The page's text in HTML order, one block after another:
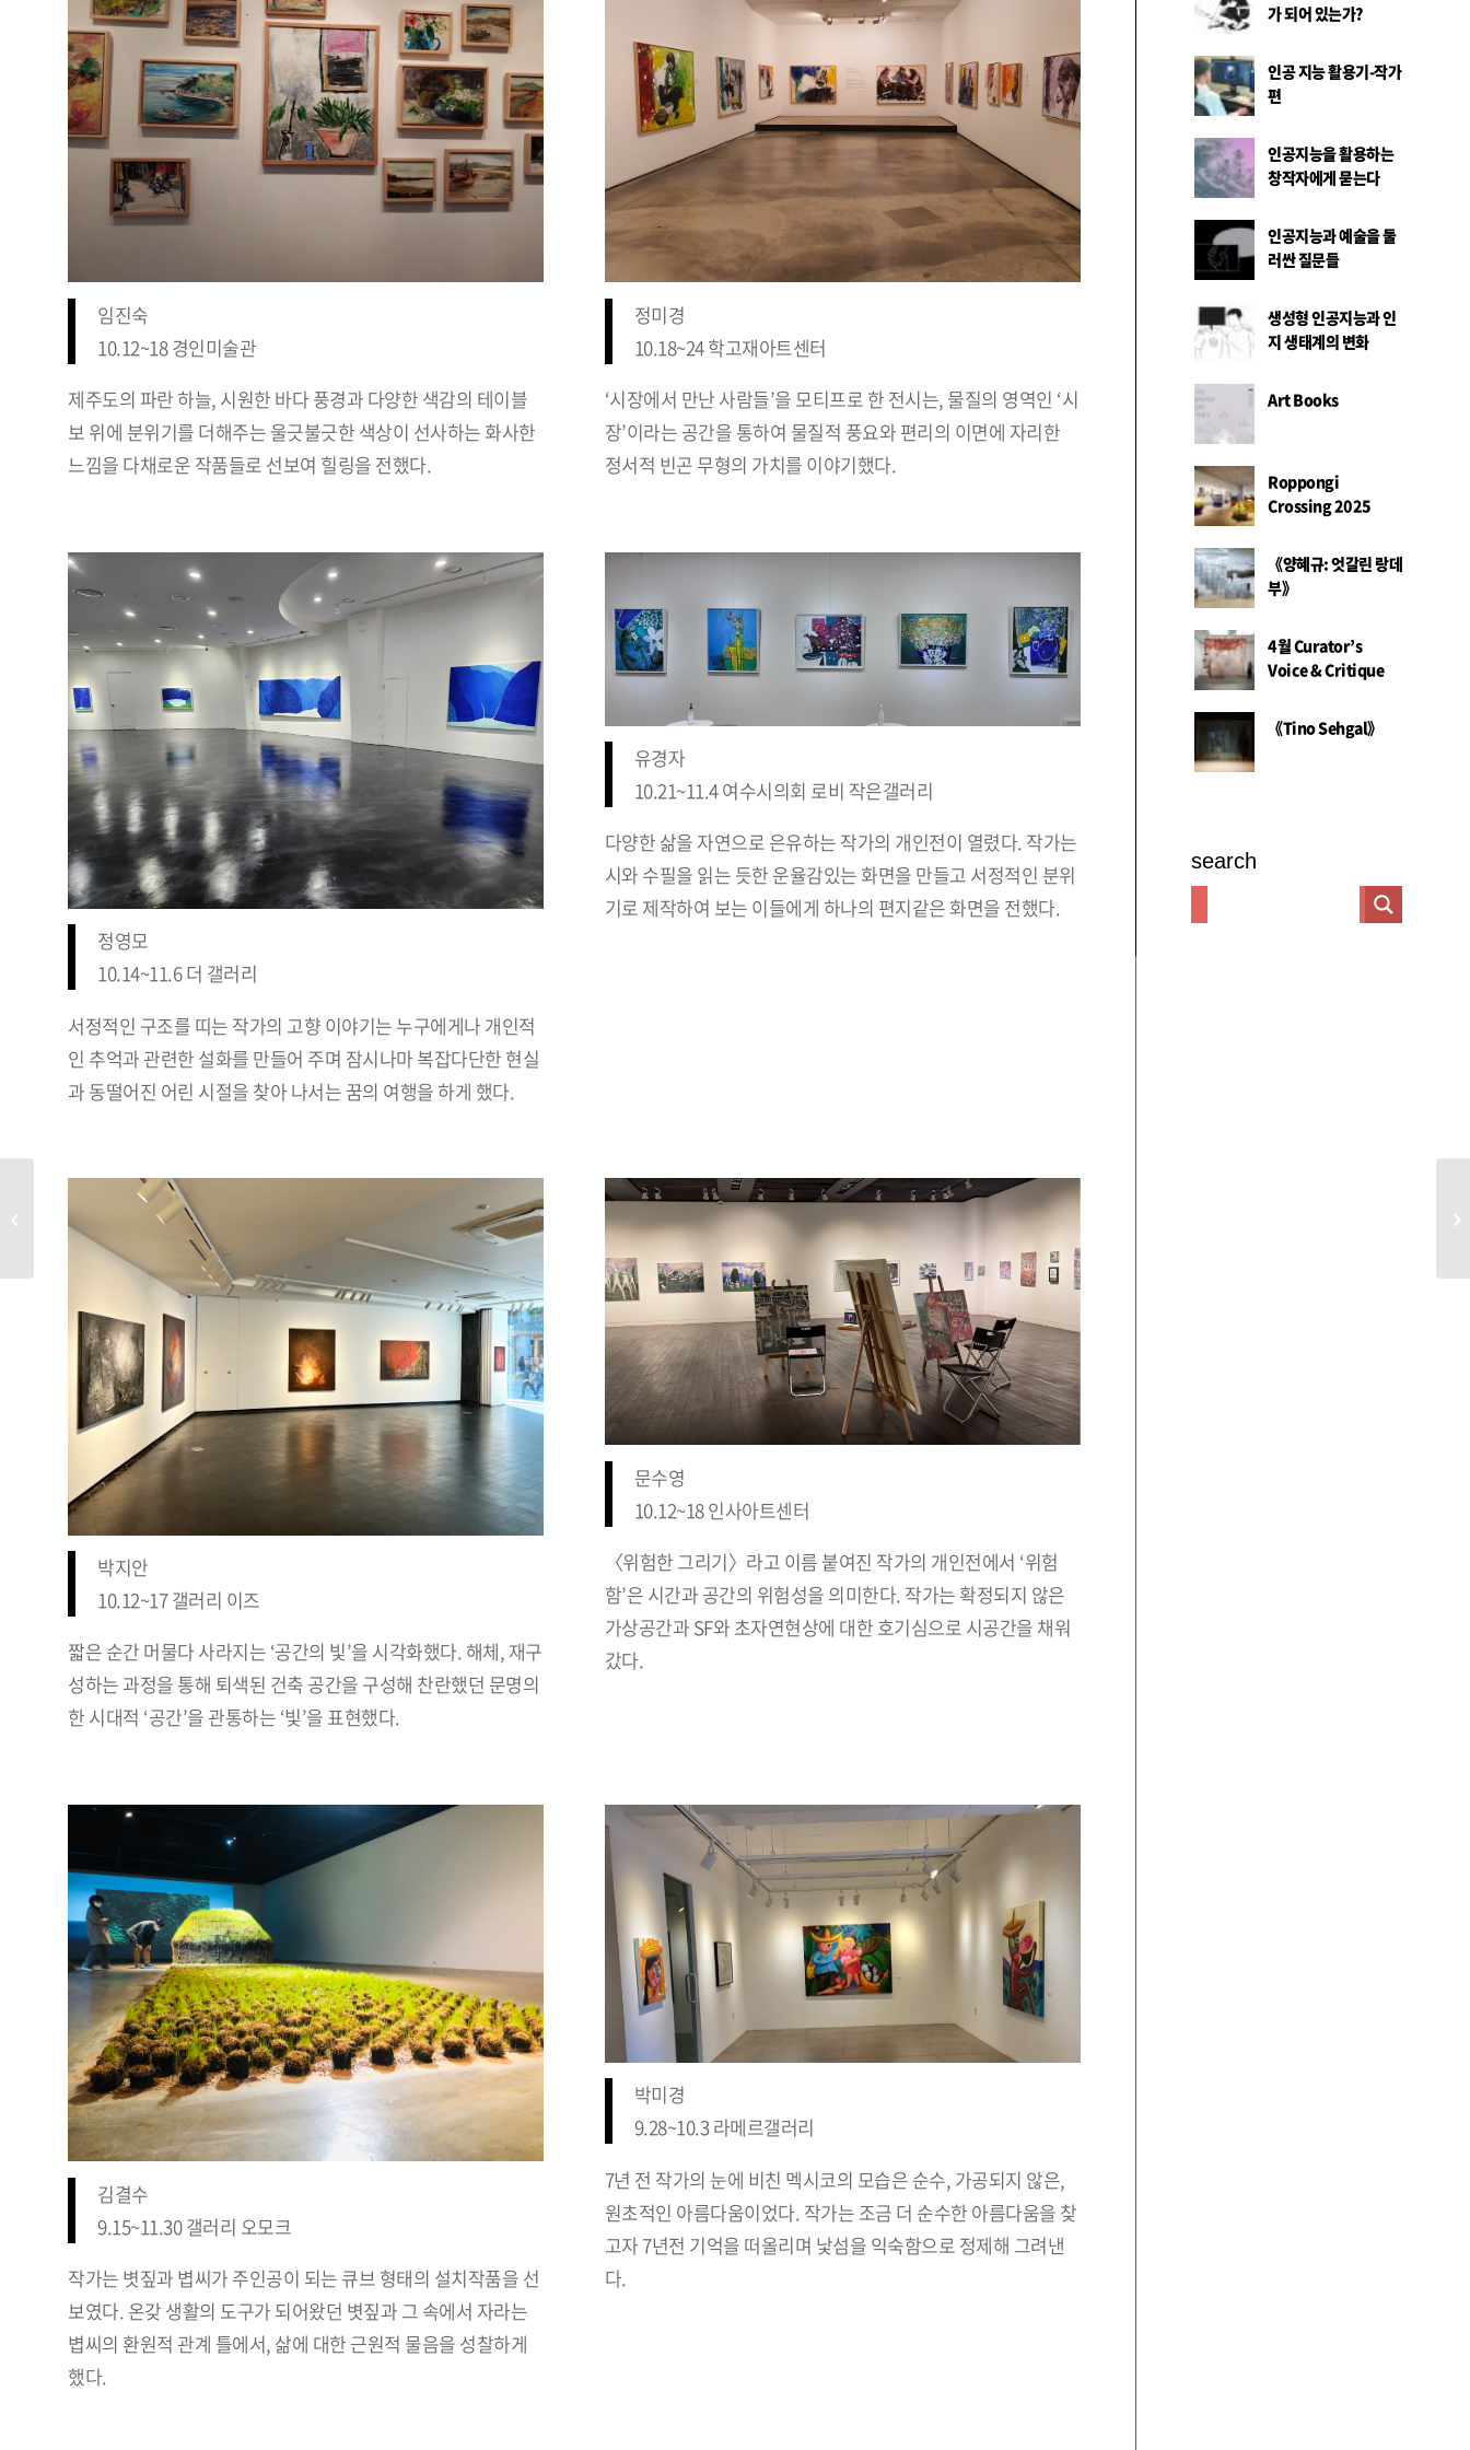
임진숙
10.12~18 경인미술관
제주도의 파란 하늘, 시원한 바다 풍경과 다양한 색감의 테이블
보 위에 분위기를 더해주는 울긋불긋한 색상이 선사하는 화사한
느낌을 다채로운 작품들로 선보여 힐링을 전했다.
정미경
10.18~24 학고재아트센터
‘시장에서 만난 사람들’을 모티프로 한 전시는, 물질의 영역인 ‘시
장’이라는 공간을 통하여 물질적 풍요와 편리의 이면에 자리한
정서적 빈곤 무형의 가치를 이야기했다.
정영모
10.14~11.6 더 갤러리
서정적인 구조를 띠는 작가의 고향 이야기는 누구에게나 개인적
인 추억과 관련한 설화를 만들어 주며 잠시나마 복잡다단한 현실
과 동떨어진 어린 시절을 찾아 나서는 꿈의 여행을 하게 했다.
유경자
10.21~11.4 여수시의회 로비 작은갤러리
다양한 삶을 자연으로 은유하는 작가의 개인전이 열렸다. 작가는
시와 수필을 읽는 듯한 운율감있는 화면을 만들고 서정적인 분위
기로 제작하여 보는 이들에게 하나의 편지같은 화면을 전했다.
박지안
10.12~17 갤러리 이즈
짧은 순간 머물다 사라지는 ‘공간의 빛’을 시각화했다. 해체, 재구
성하는 과정을 통해 퇴색된 건축 공간을 구성해 찬란했던 문명의
한 시대적 ‘공간’을 관통하는 ‘빛’을 표현했다.
문수영
10.12~18 인사아트센터
〈위험한 그리기〉라고 이름 붙여진 작가의 개인전에서 ‘위험
함’은 시간과 공간의 위험성을 의미한다. 작가는 확정되지 않은
가상공간과 SF와 초자연현상에 대한 호기심으로 시공간을 채워
갔다.
김결수
9.15~11.30 갤러리 오모크
작가는 볏짚과 볍씨가 주인공이 되는 큐브 형태의 설치작품을 선
보였다. 온갖 생활의 도구가 되어왔던 볏짚과 그 속에서 자라는
볍씨의 환원적 관계 틀에서, 삶에 대한 근원적 물음을 성찰하게
했다.
박미경
9.28~10.3 라메르갤러리
7년 전 작가의 눈에 비친 멕시코의 모습은 순수, 가공되지 않은,
원초적인 아름다움이었다. 작가는 조금 더 순수한 아름다움을 찾
고자 7년전 기억을 떠올리며 낯섬을 익숙함으로 정제해 그려낸
다.
가 되어 있는가?
인공 지능 활용기-작가
편
인공지능을 활용하는
창작자에게 묻는다
인공지능과 예술을 둘
러싼 질문들
생성형 인공지능과 인
지 생태계의 변화
Art Books
Roppongi
Crossing 2025
《양혜규: 엇갈린 랑데
부》
4월 Curator’s
Voice & Critique
《Tino Sehgal》
search
12월 REVIEW 1